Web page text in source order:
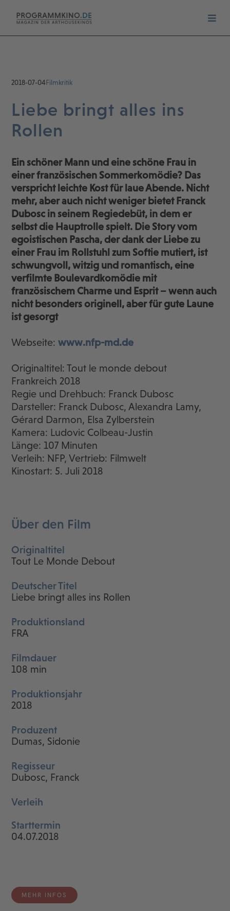
2018-07-04Filmkritik
Liebe bringt alles ins
Rollen
Ein schöner Mann und eine schöne Frau in
einer französischen Sommerkomödie? Das
verspricht leichte Kost für laue Abende. Nicht
mehr, aber auch nicht weniger bietet Franck
Dubosc in seinem Regiedebüt, in dem er
selbst die Hauptrolle spielt. Die Story vom
egoistischen Pascha, der dank der Liebe zu
einer Frau im Rollstuhl zum Softie mutiert, ist
schwungvoll, witzig und romantisch, eine
verfilmte Boulevardkomödie mit
französischem Charme und Esprit – wenn auch
nicht besonders originell, aber für gute Laune
ist gesorgt
Webseite:www.nfp-md.de
Originaltitel: Tout le monde debout
Frankreich 2018
Regie und Drehbuch: Franck Dubosc
Darsteller: Franck Dubosc, Alexandra Lamy,
Gérard Darmon, Elsa Zylberstein
Kamera: Ludovic Colbeau-Justin
Länge: 107 Minuten
Verleih: NFP, Vertrieb: Filmwelt
Kinostart: 5. Juli 2018
Über den Film
Originaltitel
Tout Le Monde Debout
Deutscher Titel
Liebe bringt alles ins Rollen
Produktionsland
FRA
Filmdauer
108 min
Produktionsjahr
2018
Produzent
Dumas, Sidonie
Regisseur
Dubosc, Franck
Verleih
Starttermin
04.07.2018
MEHR INFOS